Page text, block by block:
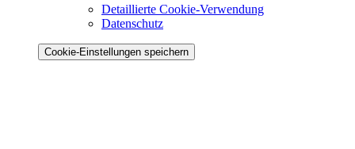
Detaillierte Cookie-Verwendung
Datenschutz
Cookie-Einstellungen speichern